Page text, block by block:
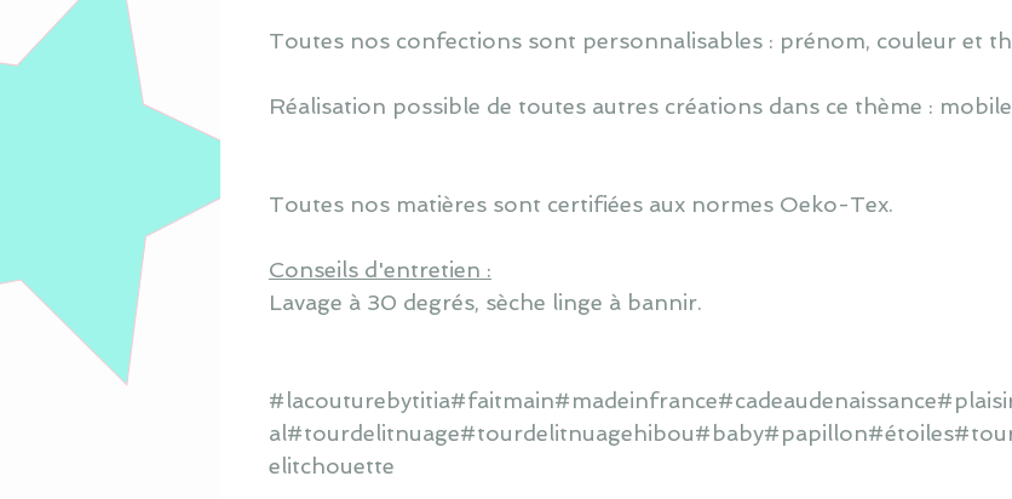
Toutes nos confections sont personnalisables : prénom, couleur et
Réalisation possible de toutes autres créations dans ce thème :
Toutes nos matières sont certifiées aux normes Oeko-Tex.
Conseils d'entretien :
Lavage à 30 degrés, sèche linge à bannir.
elitchouette